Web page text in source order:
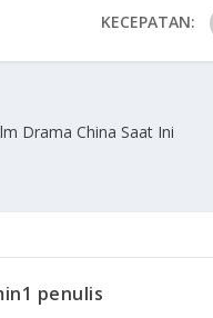
KECEPATAN:
Drama China Saat Ini
penulis